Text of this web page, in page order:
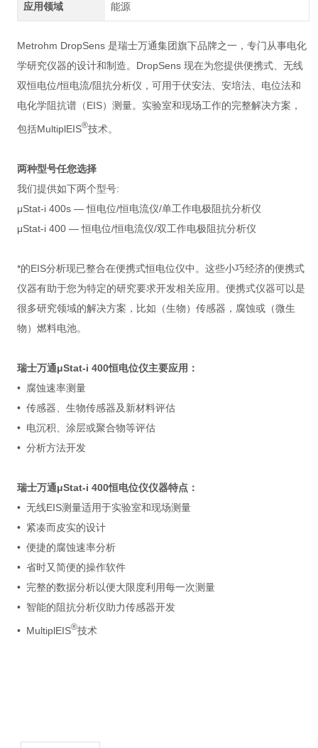
应用领域 能源
Metrohm DropSens 是瑞士万通集团旗下品牌之一，专门从事电化
学研究仪器的设计和制造。DropSens 现在为您提供便携式、无线
双恒电位/恒电流/阻抗分析仪，可用于伏安法、安培法、电位法和
电化学阻抗谱（EIS）测量。实验室和现场工作的完整解决方案，
包括MultiplEIS®技术。
两种型号任您选择
我们提供如下两个型号:
μStat-i 400s — 恒电位/恒电流仪/单工作电极阻抗分析仪
μStat-i 400 — 恒电位/恒电流仪/双工作电极阻抗分析仪
*的EIS分析现已整合在便携式恒电位仪中。这些小巧经济的便携式
仪器有助于您为特定的研究要求开发相关应用。便携式仪器可以是
很多研究领域的解决方案，比如（生物）传感器，腐蚀或（微生
物）燃料电池。
瑞士万通μStat-i 400恒电位仪主要应用：
• 腐蚀速率测量
• 传感器、生物传感器及新材料评估
• 电沉积、涂层或聚合物等评估
• 分析方法开发
瑞士万通μStat-i 400恒电位仪仪器特点：
• 无线EIS测量适用于实验室和现场测量
• 紧凑而皮实的设计
• 便捷的腐蚀速率分析
• 省时又简便的操作软件
• 完整的数据分析以便大限度利用每一次测量
• 智能的阻抗分析仪助力传感器开发
• MultiplEIS®技术